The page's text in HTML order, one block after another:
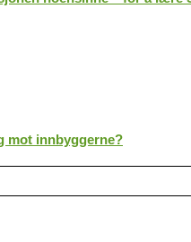
mot innbyggerne?